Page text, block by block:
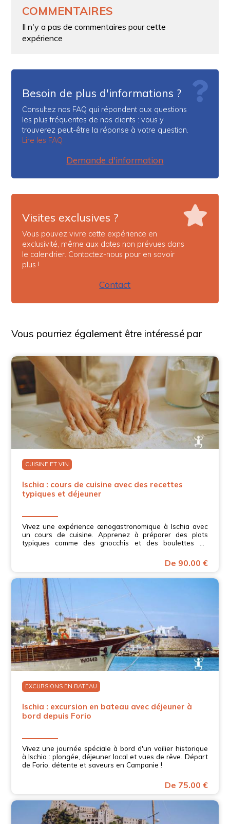
COMMENTAIRES
Il n'y a pas de commentaires pour cette
expérience
Besoin de plus d'informations ?
Consultez nos FAQ qui répondent aux questions
les plus fréquentes de nos clients : vous y
trouverez peut-être la réponse à votre question.
Lire les FAQ
Demande d'information
Visites exclusives ?
Vous pouvez vivre cette expérience en
exclusivité, même aux dates non prévues dans
le calendrier. Contactez-nous pour en savoir
plus !
Contact
Vous pourriez également être intéressé par
CUISINE ET VIN
Ischia : cours de cuisine avec des recettes
typiques et déjeuner
Vivez une expérience œnogastronomique à Ischia avec
un cours de cuisine. Apprenez à préparer des plats
typiques comme des gnocchis et des boulettes de
De 90.00 €
EXCURSIONS EN BATEAU
Ischia : excursion en bateau avec déjeuner à
bord depuis Forio
Vivez une journée spéciale à bord d'un voilier historique
à Ischia : plongée, déjeuner local et vues de rêve. Départ
de Forio, détente et saveurs en Campanie !
De 75.00 €